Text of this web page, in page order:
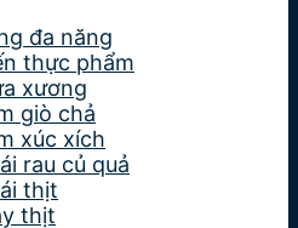
đa năng
thực phẩm
xương
giò chả
xúc xích
rau củ quả
thịt
thịt